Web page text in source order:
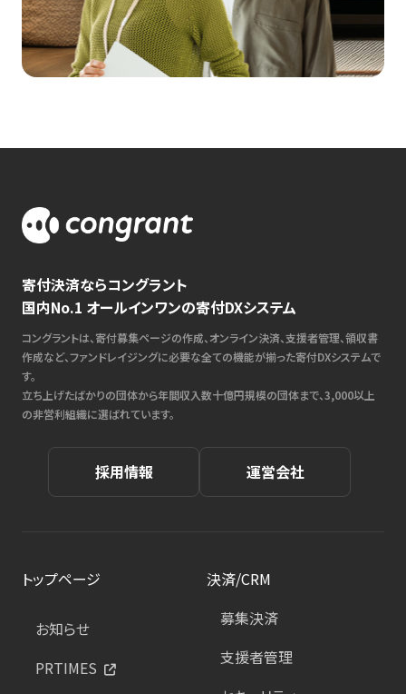
寄付決済ならコングラント
国内No.1 オールインワンの寄付DXシステム
コングラントは、寄付募集ページの作成、オンライン決済、支援者管理、領収書
作成など、ファンドレイジングに必要な全ての機能が揃った寄付DXシステムで
す。
立ち上げたばかりの団体から年間収入数十億円規模の団体まで、3,000以上
の非営利組織に選ばれています。
採用情報 運営会社
トップページ
お知らせ
PRTIMES
決済/CRM
募集決済
支援者管理